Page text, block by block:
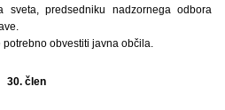
sveta, predsedniku nadzornega odbora
obvestiti javna občila.
30. člen